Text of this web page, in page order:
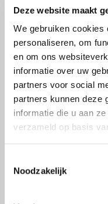
Deze website maakt
We gebruiken cookies
personaliseren, om
en om ons
informatie over uw
partners voor social
partners kunnen deze
informatie die u aan
verzameld op basis
Noodzakelijk